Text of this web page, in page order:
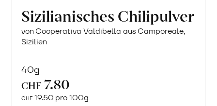
Sizilianisches Chilipulver
von Cooperativa Valdibella aus Camporeale,
Sizilien
40g
CHF 7.80
CHF 19.50 pro 100g